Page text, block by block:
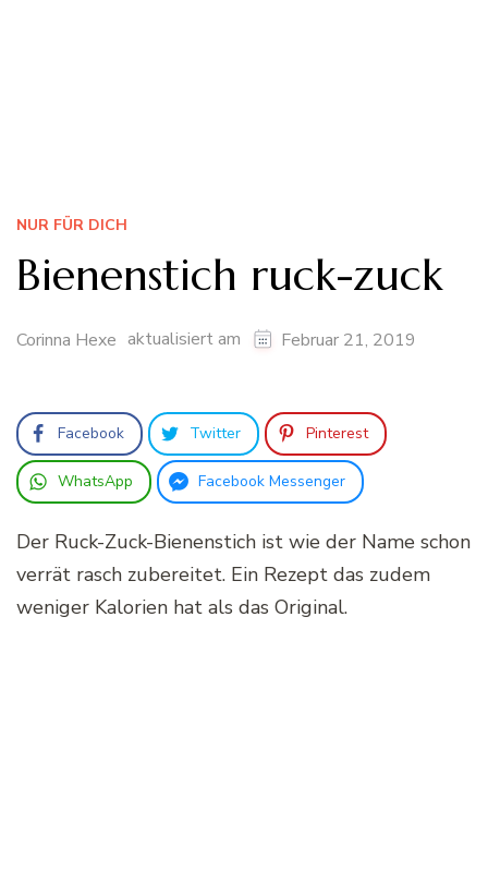
NUR FÜR DICH
Bienenstich ruck-zuck
Corinna Hexe aktualisiert am Februar 21, 2019
Facebook Twitter Pinterest
WhatsApp Facebook Messenger
Der Ruck-Zuck-Bienenstich ist wie der Name schon
verrät rasch zubereitet. Ein Rezept das zudem
weniger Kalorien hat als das Original.